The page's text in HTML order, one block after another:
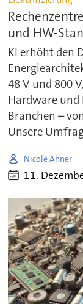
und HW-
KI erhöht den
48 V und 800
Hardware und
Branchen –
Unsere
Nicole Ahner
11.